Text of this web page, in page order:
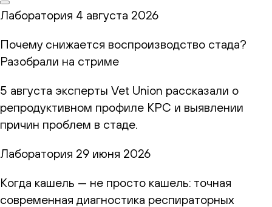
Лаборатория 4 августа 2026
Почему снижается воспроизводство стада?
Разобрали на стриме
5 августа эксперты Vet Union рассказали о
репродуктивном профиле КРС и выявлении
причин проблем в стаде.
Лаборатория 29 июня 2026
Когда кашель — не просто кашель: точная
современная диагностика респираторных